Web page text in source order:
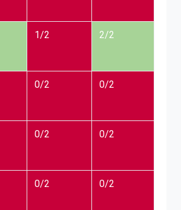
1/2 2/2
0/2 0/2
0/2 0/2
0/2 0/2